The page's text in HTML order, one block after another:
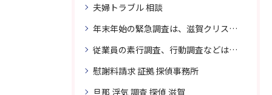
夫婦トラブル 相談
年末年始の緊急調査は、滋賀クリスタル探偵事務所へご相談
従業員の素行調査、行動調査などは、滋賀クリスタル探偵事務所へまずは、ご相談
慰謝料請求 証拠 探偵事務所
旦那 浮気 調査 探偵 滋賀